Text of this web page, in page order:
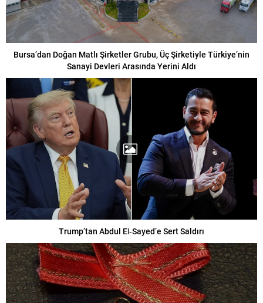
Bursa’dan Doğan Matlı Şirketler Grubu, Üç Şirketiyle Türkiye’nin
Sanayi Devleri Arasında Yerini Aldı
Trump’tan Abdul El‑Sayed’e Sert Saldırı